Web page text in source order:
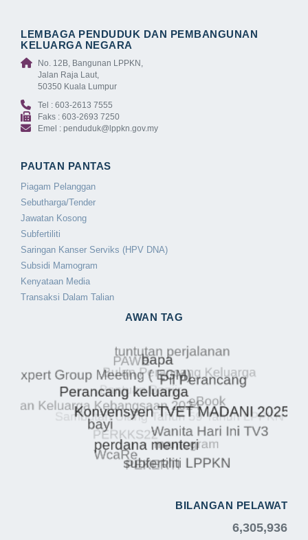
LEMBAGA PENDUDUK DAN PEMBANGUNAN
KELUARGA NEGARA
No. 12B, Bangunan LPPKN,
Jalan Raja Laut,
50350 Kuala Lumpur
Tel : 603-2613 7555
Faks : 603-2693 7250
Emel : penduduk@lppkn.gov.my
PAUTAN PANTAS
Piagam Pelanggan
Sebutharga/Tender
Jawatan Kosong
Subfertiliti
Saringan Kanser Serviks (HPV DNA)
Subsidi Mamogram
Kenyataan Media
Transaksi Dalam Talian
AWAN TAG
BILANGAN PELAWAT
6,305,936